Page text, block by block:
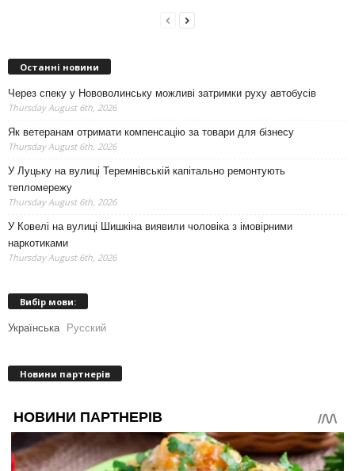
Останні новини
Через спеку у Нововолинську можливі затримки руху автобусів
Thursday August 6th, 2026
Як ветеранам отримати компенсацію за товари для бізнесу
Thursday August 6th, 2026
У Луцьку на вулиці Теремнівській капітально ремонтують
тепломережу
Thursday August 6th, 2026
У Ковелі на вулиці Шишкіна виявили чоловіка з імовірними
наркотиками
Thursday August 6th, 2026
Вибір мови:
Українська Русский
Новини партнерів